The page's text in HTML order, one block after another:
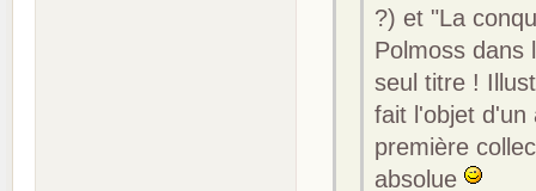
?) et "La
Polmoss dans
seul titre !
fait l'objet d'un
première
absolue